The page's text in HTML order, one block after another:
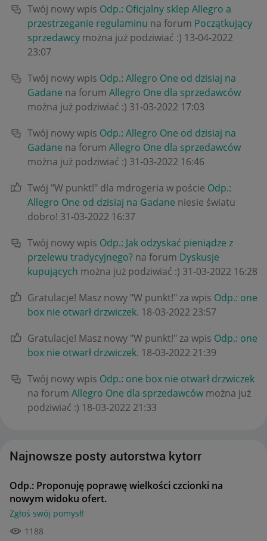
Twój nowy wpis Odp.: Oficjalny sklep Allegro a
przestrzeganie regulaminu na forum Początkujący
sprzedawcy można już podziwiać :) ‎13-04-2022
23:07
Twój nowy wpis Odp.: Allegro One od dzisiaj na
Gadane na forum Allegro One dla sprzedawców
można już podziwiać :) ‎31-03-2022 17:03
Twój nowy wpis Odp.: Allegro One od dzisiaj na
Gadane na forum Allegro One dla sprzedawców
można już podziwiać :) ‎31-03-2022 16:46
Twój "W punkt!" dla mdrogeria w poście Odp.:
Allegro One od dzisiaj na Gadane niesie światu
dobro! ‎31-03-2022 16:37
Twój nowy wpis Odp.: Jak odzyskać pieniądze z
przelewu tradycyjnego? na forum Dyskusje
kupujących można już podziwiać :) ‎31-03-2022 16:28
Gratulacje! Masz nowy "W punkt!" za wpis Odp.: one
box nie otwarł drzwiczek. ‎18-03-2022 23:57
Gratulacje! Masz nowy "W punkt!" za wpis Odp.: one
box nie otwarł drzwiczek. ‎18-03-2022 21:39
Twój nowy wpis Odp.: one box nie otwarł drzwiczek
na forum Allegro One dla sprzedawców można już
podziwiać :) ‎18-03-2022 21:33
Najnowsze posty autorstwa kytorr
Odp.: Proponuję poprawę wielkości czcionki na
nowym widoku ofert.
Zgłoś swój pomysł!
1188